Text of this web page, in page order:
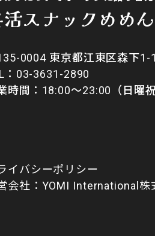
スナックめめ
0004 東京都江東区森下1-
：03-3631-2890
時間：18:00〜23:00（日曜祝
イバシーポリシー
会社：YOMI International株